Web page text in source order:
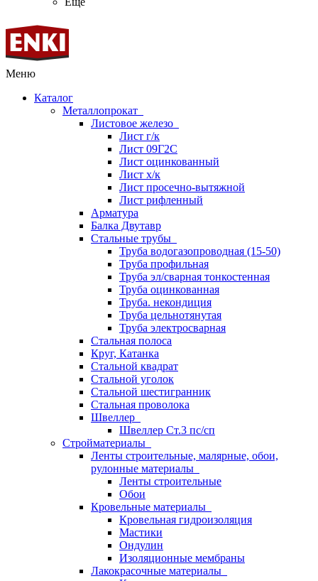
Меню
Каталог
Металлопрокат
Листовое железо
Лист г/к
Лист 09Г2С
Лист оцинкованный
Лист х/к
Лист просечно-вытяжной
Лист рифленный
Арматура
Балка Двутавр
Стальные трубы
Труба водогазопроводная (15-50)
Труба профильная
Труба эл/сварная тонкостенная
Труба оцинкованная
Труба. некондиция
Труба цельнотянутая
Труба электросварная
Стальная полоса
Круг, Катанка
Стальной квадрат
Стальной уголок
Стальной шестигранник
Стальная проволока
Швеллер
Швеллер Ст.3 пс/сп
Стройматериалы
Ленты строительные, малярные, обои,
рулонные материалы
Ленты строительные
Обои
Кровельные материалы
Кровельная гидроизоляция
Мастики
Ондулин
Изоляционные мембраны
Лакокрасочные материалы